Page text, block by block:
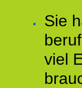
Sie
viel